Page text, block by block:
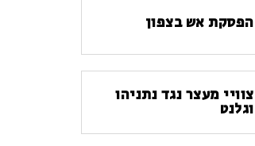
הפסקת אש בצפון
צוויי מעצר נגד נתניהו
וגלנט